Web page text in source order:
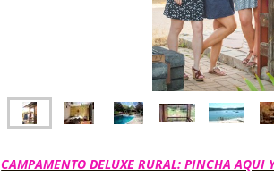
CAMPAMENTO DELUXE RURAL: PINCHA AQUI